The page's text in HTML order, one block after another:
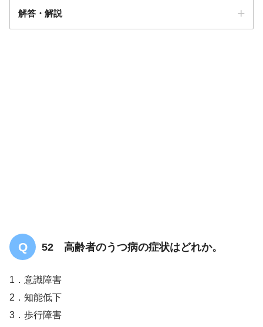
解答・解説
52 高齢者のうつ病の症状はどれか。
1．意識障害
2．知能低下
3．歩行障害